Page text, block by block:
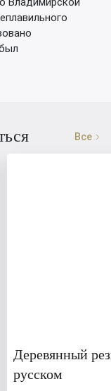
Все
Деревянный
русском